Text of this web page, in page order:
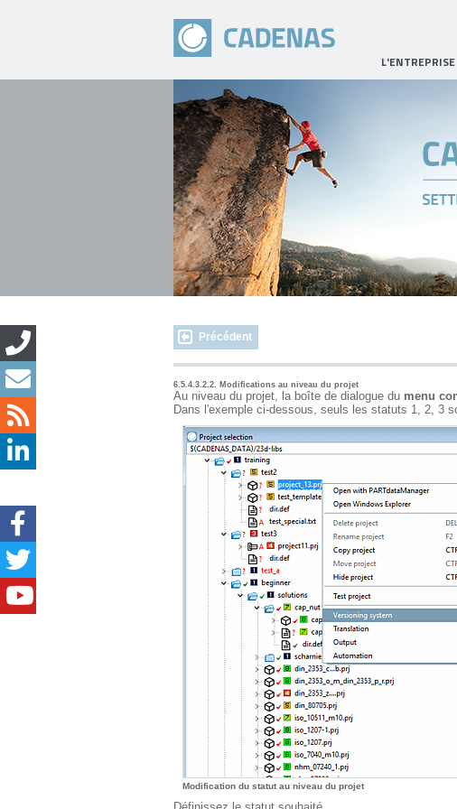
L'ENTREPRISE
Précédent
6.5.4.3.2.2. Modifications au niveau du projet
Au niveau du projet, la boîte de dialogue du menu
Dans l'exemple ci-dessous, seuls les statuts 1, 2, 3
Modification du statut au niveau du projet